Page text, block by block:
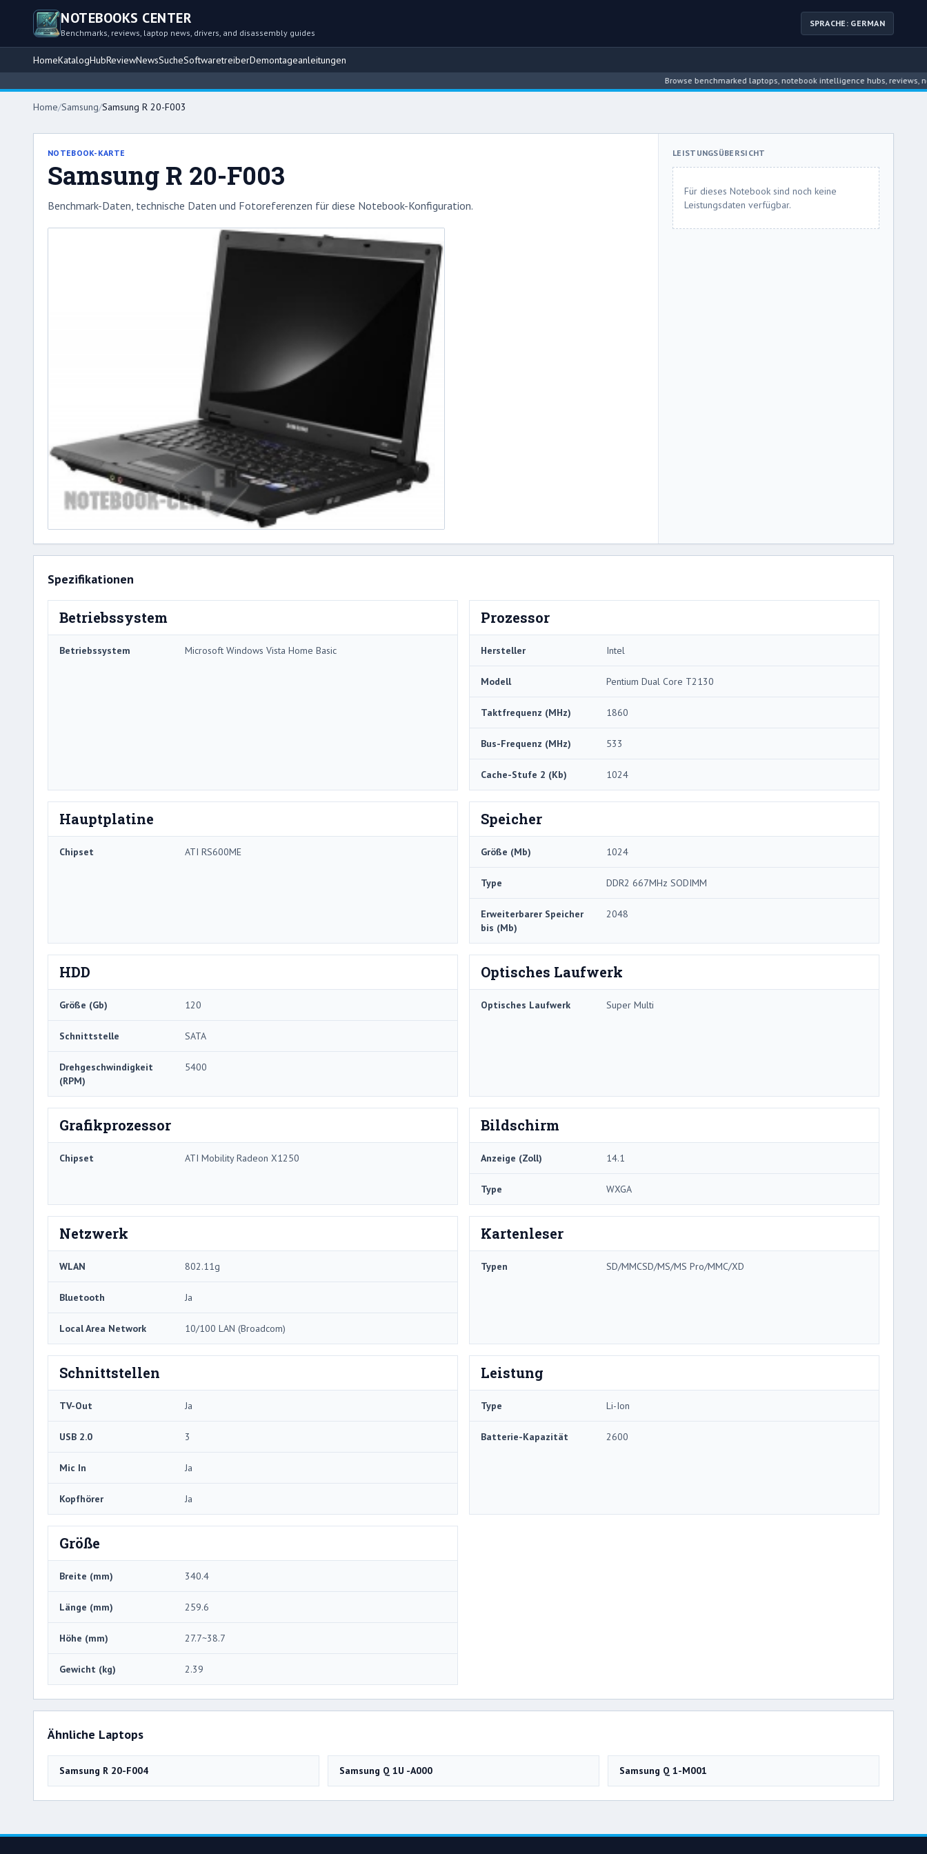
NOTEBOOKS CENTER
Benchmarks, reviews, laptop news, drivers, and disassembly guides
SPRACHE: GERMAN
HomeKatalogHubReviewNewsSucheSoftwaretreiberDemontageanleitungen
Browse benchmarked laptops, notebook intelligence hubs, reviews,
Home/Samsung/Samsung R 20-F003
NOTEBOOK-KARTE
Samsung R 20-F003
Benchmark-Daten, technische Daten und Fotoreferenzen für diese Notebook-Konfiguration.
LEISTUNGSÜBERSICHT
Für dieses Notebook sind noch keine
Leistungsdaten verfügbar.
Spezifikationen
Betriebssystem
Betriebssystem Microsoft Windows Vista Home Basic
Prozessor
Hersteller Intel
Modell Pentium Dual Core T2130
Taktfrequenz (MHz) 1860
Bus-Frequenz (MHz) 533
Cache-Stufe 2 (Kb) 1024
Hauptplatine
Chipset ATI RS600ME
Speicher
Größe (Mb) 1024
Type DDR2 667MHz SODIMM
Erweiterbarer Speicher
bis (Mb)
2048
HDD
Größe (Gb) 120
Schnittstelle SATA
Drehgeschwindigkeit
(RPM)
5400
Optisches Laufwerk
Optisches Laufwerk Super Multi
Grafikprozessor
Chipset ATI Mobility Radeon X1250
Bildschirm
Anzeige (Zoll) 14.1
Type WXGA
Netzwerk
WLAN 802.11g
Bluetooth Ja
Local Area Network 10/100 LAN (Broadcom)
Kartenleser
Typen SD/MMCSD/MS/MS Pro/MMC/XD
Schnittstellen
TV-Out Ja
USB 2.0 3
Mic In Ja
Kopfhörer Ja
Leistung
Type Li-Ion
Batterie-Kapazität 2600
Größe
Breite (mm) 340.4
Länge (mm) 259.6
Höhe (mm) 27.7~38.7
Gewicht (kg) 2.39
Ähnliche Laptops
Samsung R 20-F004 Samsung Q 1U -A000 Samsung Q 1-M001